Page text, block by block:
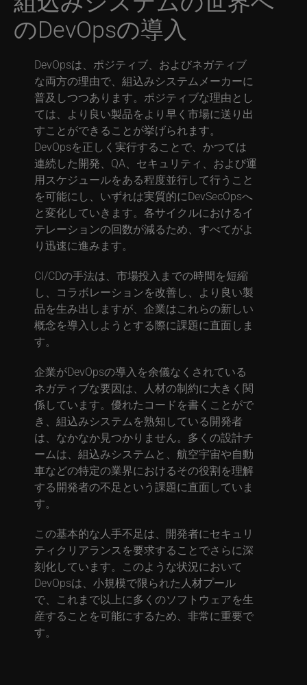
のDevOpsの導入
DevOpsは、ポジティブ、およびネガティブ
な両方の理由で、組込みシステムメーカーに
普及しつつあります。ポジティブな理由とし
ては、より良い製品をより早く市場に送り出
すことができることが挙げられます。
DevOpsを正しく実行することで、かつては
連続した開発、QA、セキュリティ、および運
用スケジュールをある程度並行して行うこと
を可能にし、いずれは実質的にDevSecOpsへ
と変化していきます。各サイクルにおけるイ
テレーションの回数が減るため、すべてがよ
り迅速に進みます。
CI/CDの手法は、市場投入までの時間を短縮
し、コラボレーションを改善し、より良い製
品を生み出しますが、企業はこれらの新しい
概念を導入しようとする際に課題に直面しま
す。
企業がDevOpsの導入を余儀なくされている
ネガティブな要因は、人材の制約に大きく関
係しています。優れたコードを書くことがで
き、組込みシステムを熟知している開発者
は、なかなか見つかりません。多くの設計チ
ームは、組込みシステムと、航空宇宙や自動
車などの特定の業界におけるその役割を理解
する開発者の不足という課題に直面していま
す。
この基本的な人手不足は、開発者にセキュリ
ティクリアランスを要求することでさらに深
刻化しています。このような状況において
DevOpsは、小規模で限られた人材プール
で、これまで以上に多くのソフトウェアを生
産することを可能にするため、非常に重要で
す。